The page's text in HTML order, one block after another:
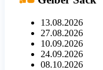
13.08.2026
27.08.2026
10.09.2026
24.09.2026
08.10.2026